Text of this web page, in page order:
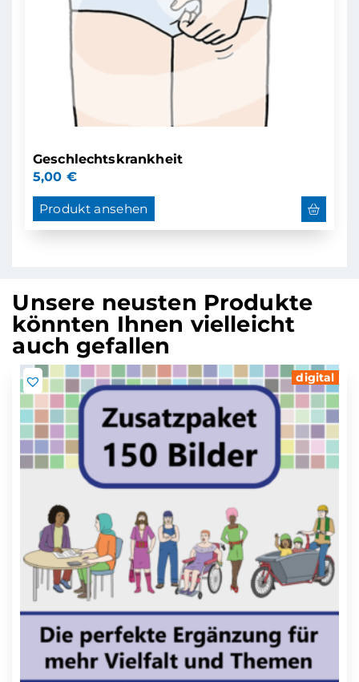
Geschlechtskrankheit
5,00 €
Produkt ansehen
Unsere neusten Produkte
könnten Ihnen vielleicht
auch gefallen
digital